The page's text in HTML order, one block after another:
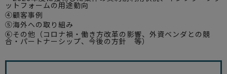
ットフォームの用途動向
④顧客事例
⑤海外への取り組み
⑥その他（コロナ禍・働き方改革の影響、外資ベンダとの競
合・パートナーシップ、今後の方針 等）